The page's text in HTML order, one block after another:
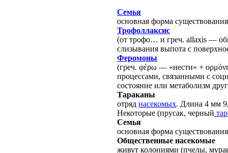
Семья
основная форма
Трофоллаксис
(от трофо… и греч. allaxis —
слизывания выпота с
Феромоны
(греч. φέρω — «нести» +
процессами, связанными с
состояние или метаболизм
Тараканы
отряд насекомых. Длина 4 мм
Некоторые (прусак, черный
Семья
основная форма
Общественные насекомые
живут колониями (пчелы,